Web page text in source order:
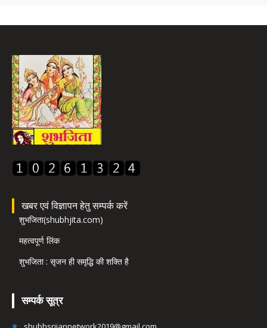
खबर एवं विज्ञापन हेतु सम्पर्क करें
शुभजिता(shubhjita.com)
महत्वपूर्ण लिंक
शुभजिता : सृजन ही समृद्धि की शक्ति है
सम्पर्क सूत्र